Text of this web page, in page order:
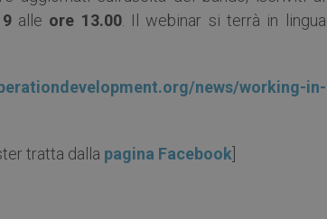
alle ore 13.00. Il webinar si terrà in lingua
news/working-in-
tratta dalla pagina Facebook]